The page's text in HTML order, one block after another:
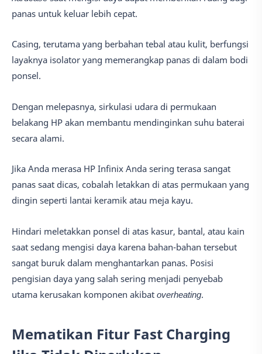
panas untuk keluar lebih cepat.
Casing, terutama yang berbahan tebal atau kulit, berfungsi
layaknya isolator yang memerangkap panas di dalam bodi
ponsel.
Dengan melepasnya, sirkulasi udara di permukaan
belakang HP akan membantu mendinginkan suhu baterai
secara alami.
Jika Anda merasa HP Infinix Anda sering terasa sangat
panas saat dicas, cobalah letakkan di atas permukaan yang
dingin seperti lantai keramik atau meja kayu.
Hindari meletakkan ponsel di atas kasur, bantal, atau kain
saat sedang mengisi daya karena bahan-bahan tersebut
sangat buruk dalam menghantarkan panas. Posisi
pengisian daya yang salah sering menjadi penyebab
utama kerusakan komponen akibat overheating.
Mematikan Fitur Fast Charging